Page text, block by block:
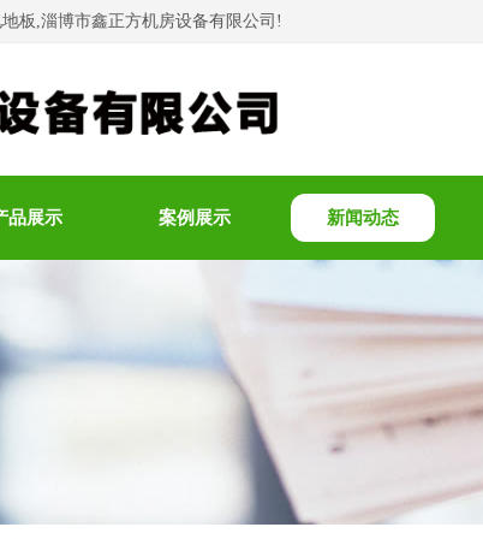
板,淄博市鑫正方机房设备有限公司!
品展示 案例展示 新闻动态